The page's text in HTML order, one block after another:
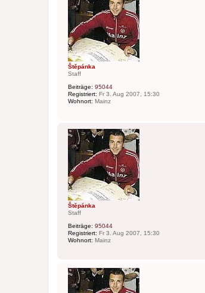
Štěpánka
Staff
Beiträge: 95044
Registriert: Fr 3. Aug 2007, 15:30
Wohnort: Mainz
Štěpánka
Staff
Beiträge: 95044
Registriert: Fr 3. Aug 2007, 15:30
Wohnort: Mainz